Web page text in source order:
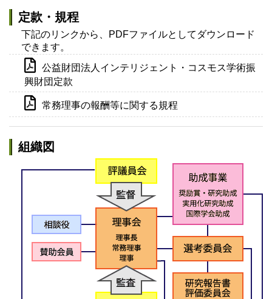
定款・規程
下記のリンクから、PDFファイルとしてダウンロード
できます。
公益財団法人インテリジェント・コスモス学術振
興財団定款
常務理事の報酬等に関する規程
組織図